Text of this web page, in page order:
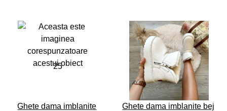
25
Ghete dama imblanite
26
Ghete dama imblanite bej